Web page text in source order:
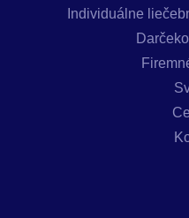
Individuálne